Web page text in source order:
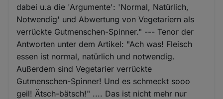
dabei u.a die 'Argumente': 'Normal, Natürlich,
Notwendig' und Abwertung von Vegetariern als
verrückte Gutmenschen-Spinner." --- Tenor der
Antworten unter dem Artikel: "Ach was! Fleisch
essen ist normal, natürlich und notwendig.
Außerdem sind Vegetarier verrückte
Gutmenschen-Spinner! Und es schmeckt sooo
geil! Ätsch-bätsch!" .... Das ist nicht mehr nur